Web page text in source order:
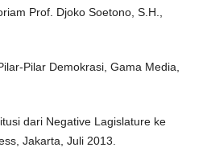
Prof. Djoko Soetono, S.H.,
Pilar Demokrasi, Gama Media,
dari Negative Lagislature ke
Jakarta, Juli 2013.